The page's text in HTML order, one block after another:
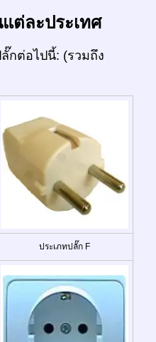
ต่ละประเทศ
กต่อไปนี้: (รวมถึง
ประเภทปลั๊ก F